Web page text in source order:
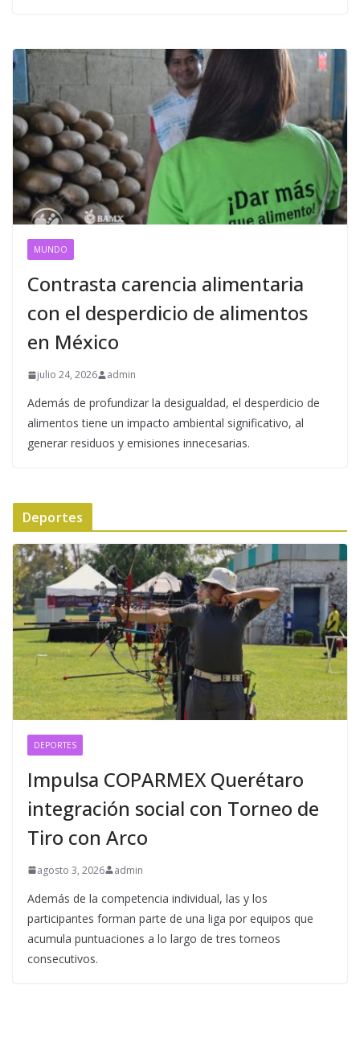
MUNDO
Contrasta carencia alimentaria
con el desperdicio de alimentos
en México
julio 24, 2026 admin
Además de profundizar la desigualdad, el desperdicio de
alimentos tiene un impacto ambiental significativo, al
generar residuos y emisiones innecesarias.
Deportes
DEPORTES
Impulsa COPARMEX Querétaro
integración social con Torneo de
Tiro con Arco
agosto 3, 2026 admin
Además de la competencia individual, las y los
participantes forman parte de una liga por equipos que
acumula puntuaciones a lo largo de tres torneos
consecutivos.